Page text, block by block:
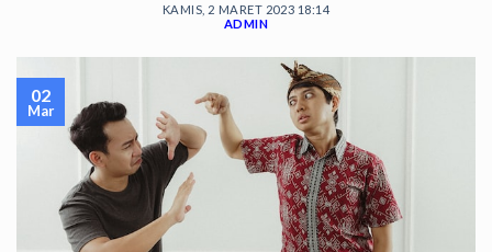
KAMIS, 2 MARET 2023 18:14
ADMIN
02
Mar